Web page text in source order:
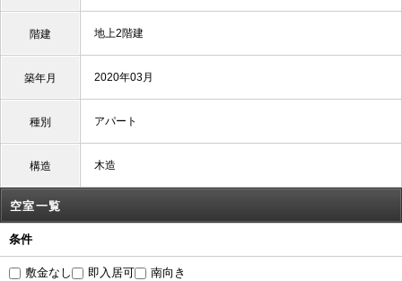
階建 地上2階建
築年月 2020年03月
種別 アパート
構造 木造
空室一覧
条件
敷金なし 即入居可 南向き